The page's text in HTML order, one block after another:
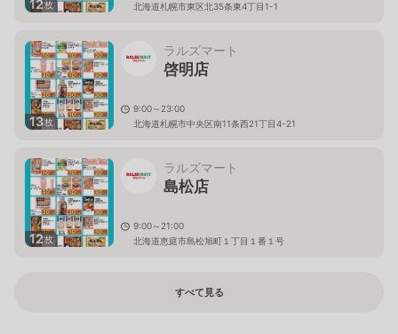
12枚
北海道札幌市東区北35条東4丁目1-1
13枚
ラルズマート
啓明店
9:00～23:00
北海道札幌市中央区南11条西21丁目4-21
12枚
ラルズマート
島松店
9:00～21:00
北海道恵庭市島松旭町１丁目１番１号
すべて見る